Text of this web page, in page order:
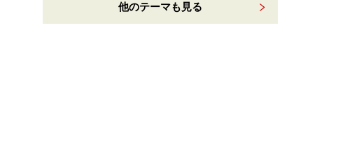
他のテーマも見る